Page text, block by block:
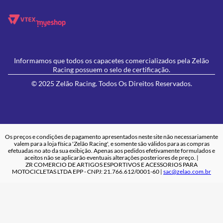
Informamos que todos os capacetes comercializados pela Zelão
Racing possuem o selo de certificação.
© 2025 Zelão Racing. Todos Os Direitos Reservados.
Os preços e condições de pagamento apresentados neste site não necessariamente
valem para a loja física 'Zelão Racing', e somente são válidos para as compras
efetuadas no ato da sua exibição. Apenas aos pedidos efetivamente formulados e
aceitos não se aplicarão eventuais alterações posteriores de preço. |
ZR COMERCIO DE ARTIGOS ESPORTIVOS E ACESSORIOS PARA
MOTOCICLETAS LTDA EPP - CNPJ: 21.766.612/0001-60 | sac@zelao.com.br